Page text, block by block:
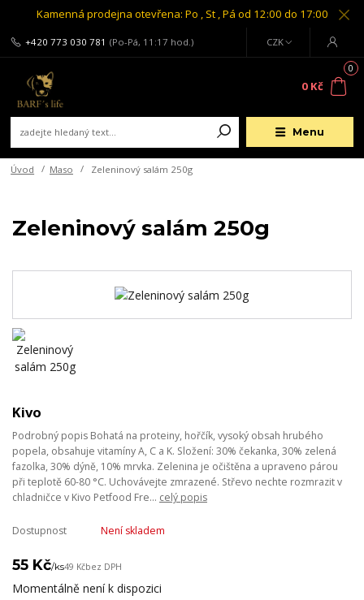
Kamenná prodejna otevřena: Po , St , Pá od 12:00 do 17:00
Menu
CZK
+420 773 030 781 (Po-Pá, 11:17 hod.)
0
0 Kč
Úvod Maso Zeleninový salám 250g
Zeleninový salám 250g
Kivo
Podrobný popis Bohatá na proteiny, hořčík, vysoký obsah hrubého
popela, obsahuje vitamíny A, C a K. Složení: 30% čekanka, 30% zelená
fazolka, 30% dýně, 10% mrvka. Zelenina je očištěna a upraveno párou
při teplotě 60-80 °C. Uchovávejte zmrazené. Střevo nechte rozmrazit v
chladničce v Kivo Petfood Fre... celý popis
Dostupnost Není skladem
55 Kč/ks49 Kčbez DPH
Momentálně není k dispozici